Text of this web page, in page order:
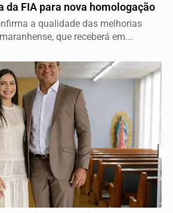
da FIA para nova homologação
a qualidade das melhorias
que receberá em...